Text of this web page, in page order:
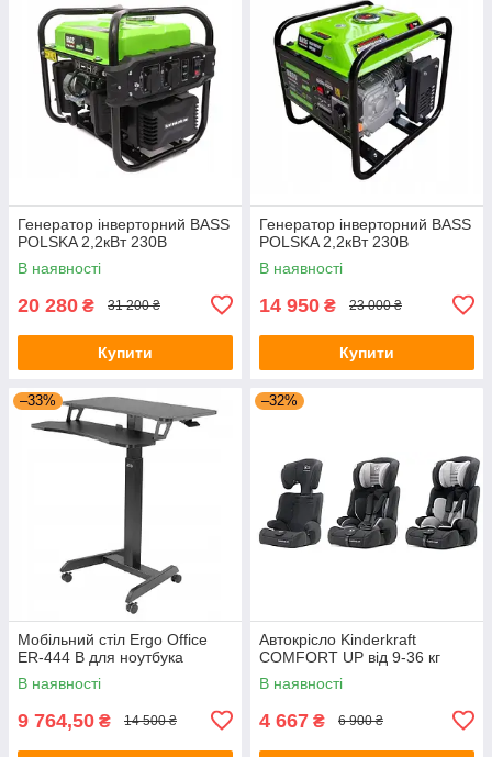
Генератор інверторний BASS
POLSKA 2,2кВт 230В
В наявності
20 280 ₴ 31 200 ₴
Купити
Генератор інверторний BASS
POLSKA 2,2кВт 230В
В наявності
14 950 ₴ 23 000 ₴
Купити
–33%
Мобільний стіл Ergo Office
ER-444 B для ноутбука
В наявності
9 764,50 ₴ 14 500 ₴
–32%
Автокрісло Kinderkraft
COMFORT UP від 9-36 кг
В наявності
4 667 ₴ 6 900 ₴